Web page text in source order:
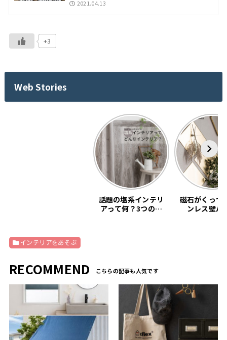
2021.04.13
+3
Web Stories
話題の塩系インテリ
アって何？3つの基
磁石がくっつ
ンレス壁パ
インテリアをあそぶ
RECOMMEND